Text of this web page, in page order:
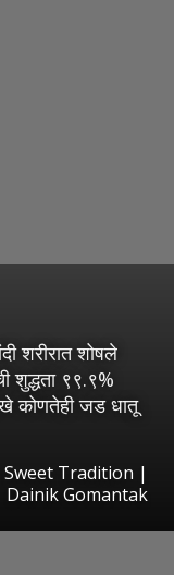
शरीरात शोषले
शुद्धता ९९.९%
कोणतेही जड धातू
Tradition |
Dainik Gomantak